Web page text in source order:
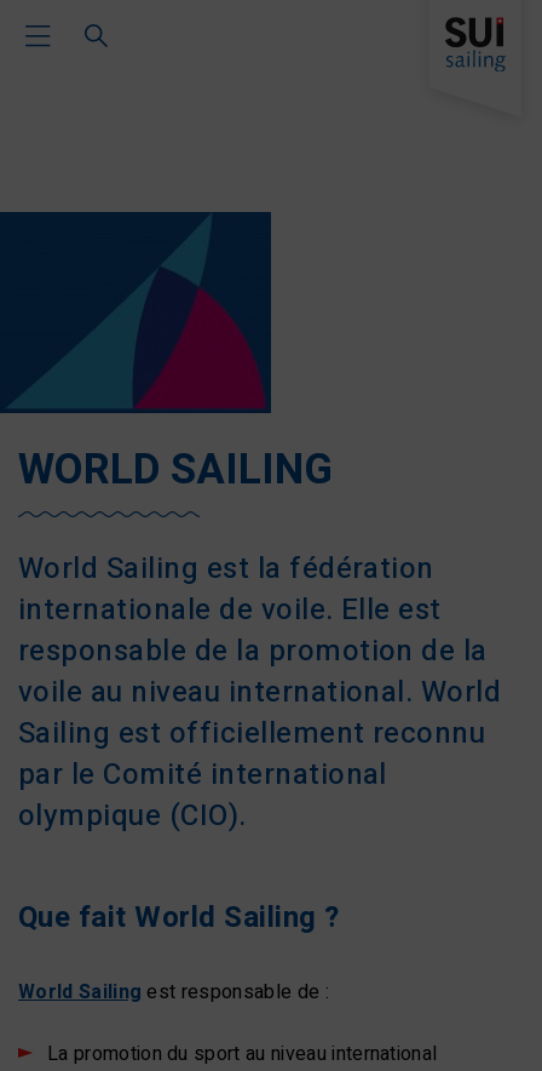
Toggle Main Navigation
WORLD SAILING
World Sailing est la fédération
internationale de voile. Elle est
responsable de la promotion de la
voile au niveau international. World
Sailing est officiellement reconnu
par le Comité international
olympique (CIO).
Que fait World Sailing ?
World Sailing est responsable de :
La promotion du sport au niveau international